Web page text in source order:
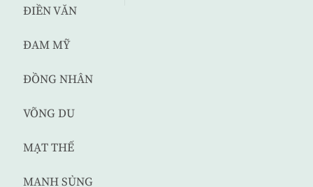
ĐIỀN VĂN
ĐAM MỸ
ĐỒNG NHÂN
VÕNG DU
MẠT THẾ
MANH SỦNG